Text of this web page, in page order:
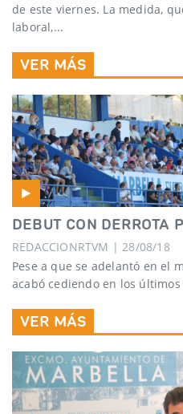
de este viernes. La medida,
laboral,...
VER MÁS
DEBUT CON DERROTA
REDACCIONRTVM | 28/08/18
Pese a que se adelantó en el
acabó cediendo en los
VER MÁS